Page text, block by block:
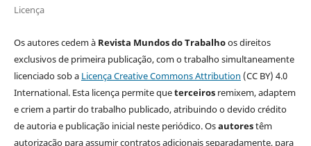
Licença
Os autores cedem à Revista Mundos do Trabalhoos direitos
exclusivos de primeira publicação, com o trabalho simultaneamente
licenciado sob a Licença Creative Commons Attribution (CC BY) 4.0
International. Esta licença permite queterceirosremixem, adaptem
e criem a partir do trabalho publicado, atribuindo o devido crédito
de autoria e publicação inicial neste periódico. Osautorestêm
autorização para assumir contratos adicionais separadamente, para